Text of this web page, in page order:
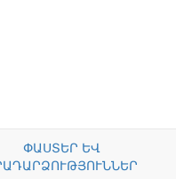
ՓԱՍՏԵՐ ԵՎ